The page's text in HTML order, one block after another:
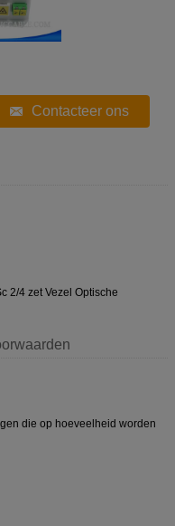
Contacteer ons
2/4 zet Vezel Optische
die op hoeveelheid worden